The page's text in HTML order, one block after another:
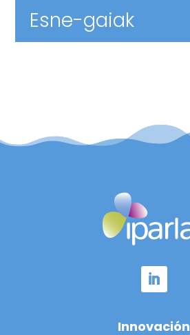
Esne-gaiak
Innovación